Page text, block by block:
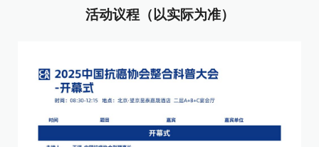
活动议程（以实际为准）